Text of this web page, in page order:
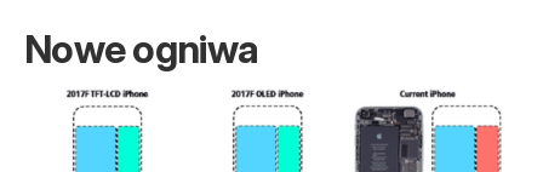
Nowe ogniwa